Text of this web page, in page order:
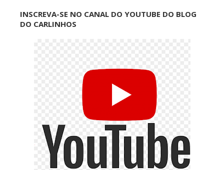
INSCREVA-SE NO CANAL DO YOUTUBE DO BLOG
DO CARLINHOS